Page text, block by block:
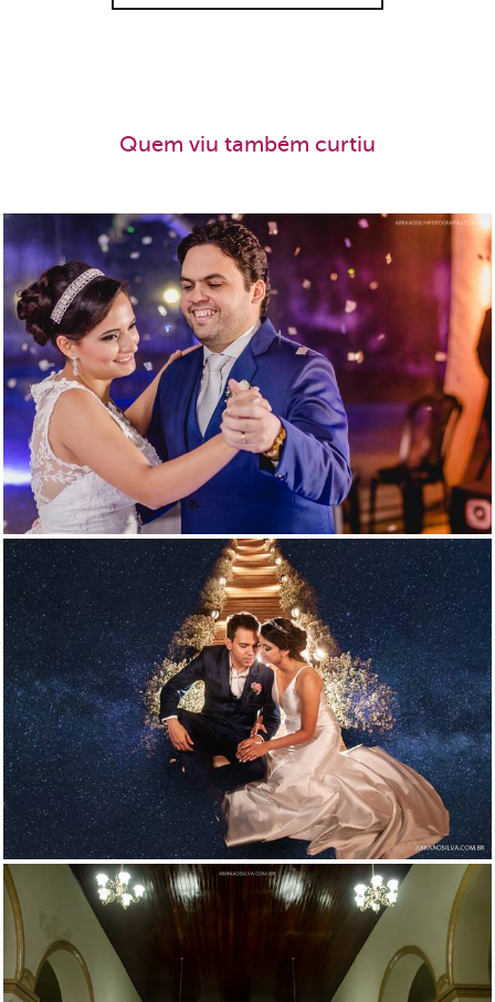
Quem viu também curtiu